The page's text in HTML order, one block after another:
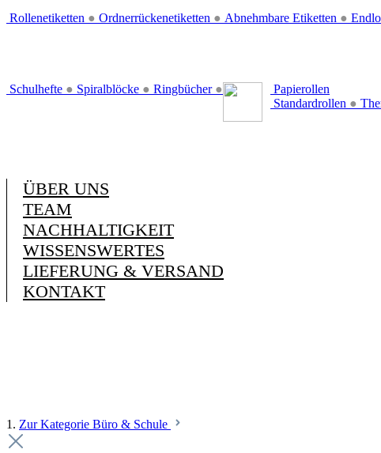
Rollenetiketten ● Ordnerrückenetiketten ● Abnehmbare Etiketten ●
Schulhefte ● Spiralblöcke ● Ringbücher ●
Papierollen
Standardrollen ●
ÜBER UNS
TEAM
NACHHALTIGKEIT
WISSENSWERTES
LIEFERUNG & VERSAND
KONTAKT
1. Zur Kategorie Büro & Schule